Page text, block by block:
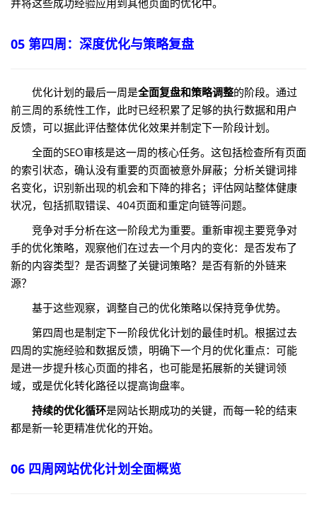
并将这些成功经验应用到其他页面的优化中。
05 第四周：深度优化与策略复盘
优化计划的最后一周是全面复盘和策略调整的阶段。通过
前三周的系统性工作，此时已经积累了足够的执行数据和用户
反馈，可以据此评估整体优化效果并制定下一阶段计划。
全面的SEO审核是这一周的核心任务。这包括检查所有页面
的索引状态，确认没有重要的页面被意外屏蔽；分析关键词排
名变化，识别新出现的机会和下降的排名；评估网站整体健康
状况，包括抓取错误、404页面和重定向链等问题。
竞争对手分析在这一阶段尤为重要。重新审视主要竞争对
手的优化策略，观察他们在过去一个月内的变化：是否发布了
新的内容类型？是否调整了关键词策略？是否有新的外链来
源？
基于这些观察，调整自己的优化策略以保持竞争优势。
第四周也是制定下一阶段优化计划的最佳时机。根据过去
四周的实施经验和数据反馈，明确下一个月的优化重点：可能
是进一步提升核心页面的排名，也可能是拓展新的关键词领
域，或是优化转化路径以提高询盘率。
持续的优化循环是网站长期成功的关键，而每一轮的结束
都是新一轮更精准优化的开始。
06 四周网站优化计划全面概览